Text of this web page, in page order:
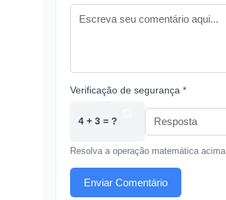
Verificação de segurança *
4 + 3 = ?
Resolva a operação matemática acima
Enviar Comentário